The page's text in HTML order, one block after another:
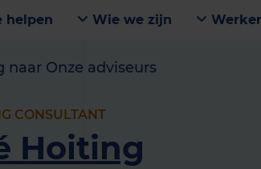
helpen Wie we zijn
naar Onze adviseurs
CONSULTANT
Hoiting